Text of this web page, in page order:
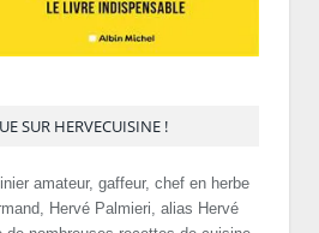
SUR HERVECUISINE !
amateur, gaffeur, chef en herbe
Hervé Palmieri, alias Hervé